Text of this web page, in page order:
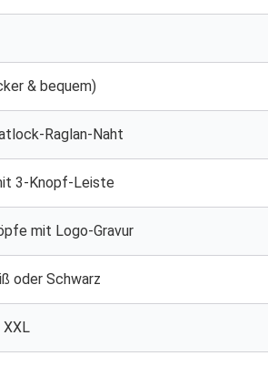
& bequem)
Raglan-Naht
3-Knopf-Leiste
mit Logo-Gravur
oder Schwarz
XXL